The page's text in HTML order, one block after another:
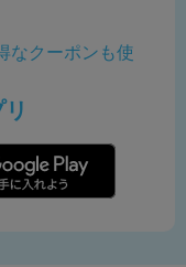
なクーポンも使